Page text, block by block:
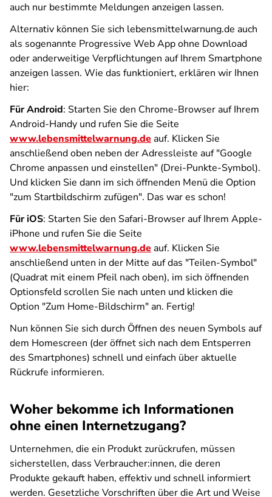
auch nur bestimmte Meldungen anzeigen lassen.
Alternativ können Sie sich lebensmittelwarnung.de auch
als sogenannte Progressive Web App ohne Download
oder anderweitige Verpflichtungen auf Ihrem Smartphone
anzeigen lassen. Wie das funktioniert, erklären wir Ihnen
hier:
Für Android: Starten Sie den Chrome-Browser auf Ihrem
Android-Handy und rufen Sie die Seite
www.lebensmittelwarnung.deauf. Klicken Sie
anschließend oben neben der Adressleiste auf "Google
Chrome anpassen und einstellen" (Drei-Punkte-Symbol).
Und klicken Sie dann im sich öffnenden Menü die Option
"zum Startbildschirm zufügen". Das war es schon!
Für iOS: Starten Sie den Safari-Browser auf Ihrem Apple-
iPhone und rufen Sie die Seite
www.lebensmittelwarnung.deauf. Klicken Sie
anschließend unten in der Mitte auf das "Teilen-Symbol"
(Quadrat mit einem Pfeil nach oben), im sich öffnenden
Optionsfeld scrollen Sie nach unten und klicken die
Option "Zum Home-Bildschirm" an. Fertig!
Nun können Sie sich durch Öffnen des neuen Symbols auf
dem Homescreen (der öffnet sich nach dem Entsperren
des Smartphones) schnell und einfach über aktuelle
Rückrufe informieren.
Woher bekomme ich Informationen
ohne einen Internetzugang?
Unternehmen, die ein Produkt zurückrufen, müssen
sicherstellen, dass Verbraucher:innen, die deren
Produkte gekauft haben, effektiv und schnell informiert
werden. Gesetzliche Vorschriften über die Art und Weise